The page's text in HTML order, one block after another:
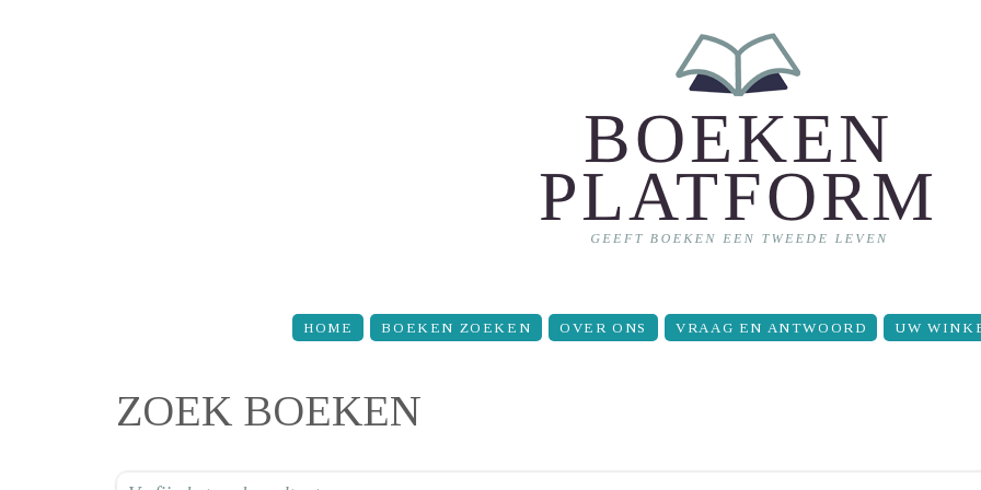
HOME BOEKEN ZOEKEN OVER ONS VRAAG EN ANTWOORD UW
ZOEK BOEKEN